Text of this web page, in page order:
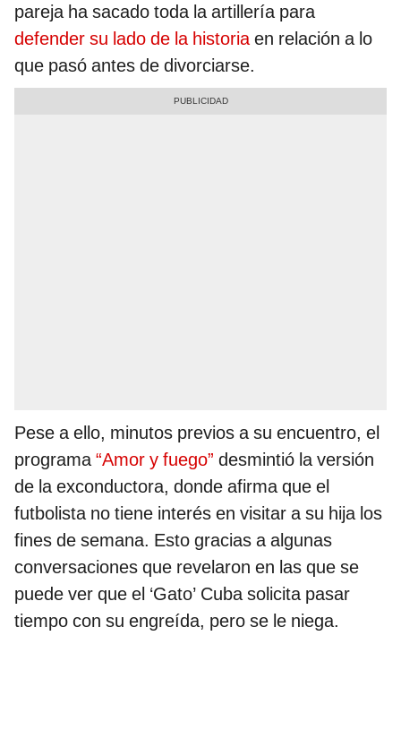
pareja ha sacado toda la artillería para
defender su lado de la historiaen relación a lo
que pasó antes de divorciarse.
Pese a ello, minutos previos a su encuentro, el
programa“Amor y fuego” desmintió la versión
de la exconductora, donde afirma que el
futbolista no tiene interés en visitar a su hija los
fines de semana. Esto gracias a algunas
conversaciones que revelaron en las que se
puede ver que el ‘Gato’ Cuba solicita pasar
tiempo con su engreída, pero se le niega.